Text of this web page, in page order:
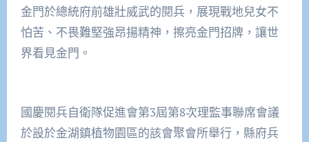
金門於總統府前雄壯威武的閱兵，展現戰地兒女不
怕苦、不畏難堅強昂揚精神，擦亮金門招牌，讓世
界看見金門。
國慶閱兵自衛隊促進會第3屆第8次理監事聯席會議
於設於金湖鎮植物園區的該會聚會所舉行，縣府兵